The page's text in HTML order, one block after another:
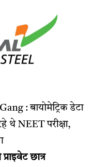
: बायोमेट्रिक डेटा
थे NEET परीक्षा,
छात्र